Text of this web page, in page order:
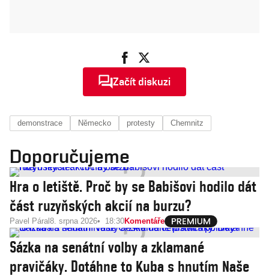
Začít diskuzi
demonstrace Německo protesty Chemnitz
Doporučujeme
Hra o letiště. Proč by se Babišovi hodilo dát
část ruzyňských akcií na burzu?
Pavel Páral 8. srpna 2026 18:30Komentáře
Sázka na senátní volby a zklamané
pravičáky. Dotáhne to Kuba s hnutím Naše